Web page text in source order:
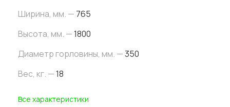
Ширина, мм. — 765
Высота, мм. —1800
Диаметр горловины, мм. —350
Вес, кг. —18
Все характеристики